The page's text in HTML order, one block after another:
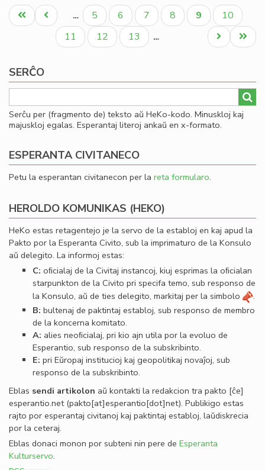
la
Pagination
Unua
paĝo
Antaŭa
paĝo
… Paĝo
5 Paĝo
6 Paĝo
7 Paĝo
8
Aktuala
paĝo
9 Paĝo
10
Paĝo
11 Paĝo
12 Paĝo
13 …
Last
page
Next
page
SERĈO
Serĉu per (fragmento de) teksto aŭ HeKo-kodo. Minuskloj kaj
majuskloj egalas. Esperantaj literoj ankaŭ en x-formato.
ESPERANTA CIVITANECO
Petu la esperantan civitanecon per la reta formularo.
HEROLDO KOMUNIKAS (HEKO)
HeKo estas retagentejo je la servo de la establoj en kaj apud la
Pakto por la Esperanta Civito, sub la imprimaturo de la Konsulo
aŭ delegito. La informoj estas:
C: oﬁcialaj de la Civitaj instancoj, kiuj esprimas la oﬁcialan
starpunkton de la Civito pri specifa temo, sub responso de
la Konsulo, aŭ de ties delegito, markitaj per la simbolo
.
B: bultenaj de paktintaj establoj, sub responso de membro
de la koncerna komitato.
A: alies neoﬁcialaj, pri kio ajn utila por la evoluo de
Esperantio, sub responso de la subskribinto.
E: pri Eŭropaj institucioj kaj geopolitikaj novaĵoj, sub
responso de la subskribinto.
Eblas sendi artikolon aŭ kontakti la redakcion tra pakto [ĉe]
esperantio.net(pakto[at]esperantio[dot]net). Publikigo estas
rajto por esperantaj civitanoj kaj paktintaj establoj, laŭdiskrecia
por la ceteraj.
Eblas donaci monon por subteni nin pere de Esperanta
Kulturservo.